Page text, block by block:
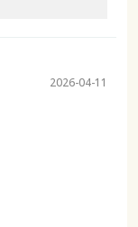
2026-04-11